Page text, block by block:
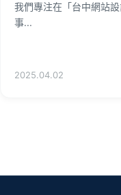
我們專注在「台中網站
事...
2025.04.02